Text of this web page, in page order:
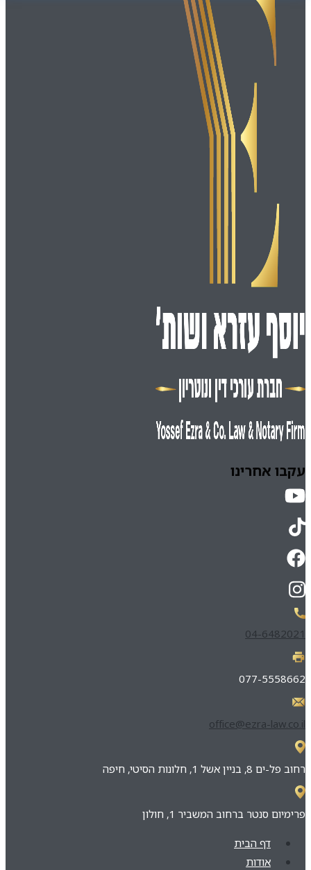
עקבו אחרינו
04-6482021
077-5558662
office@ezra-law.co.il
רחוב פל-ים 8, בניין אשל 1, חלונות הסיטי, חיפה
פרימיום סנטר ברחוב המשביר 1, חולון
דף הבית
אודות